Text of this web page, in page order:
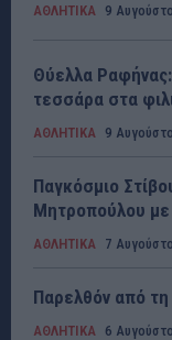
ΑΘΛΗΤΙΚΑ 9
Θύελλα
τεσσάρα στα
ΑΘΛΗΤΙΚΑ 9
Παγκόσμιο
Μητροπούλου
ΑΘΛΗΤΙΚΑ 7
Παρελθόν από
ΑΘΛΗΤΙΚΑ 6